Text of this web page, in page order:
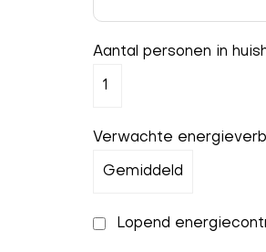
Aantal personen in
Verwachte
Lopend